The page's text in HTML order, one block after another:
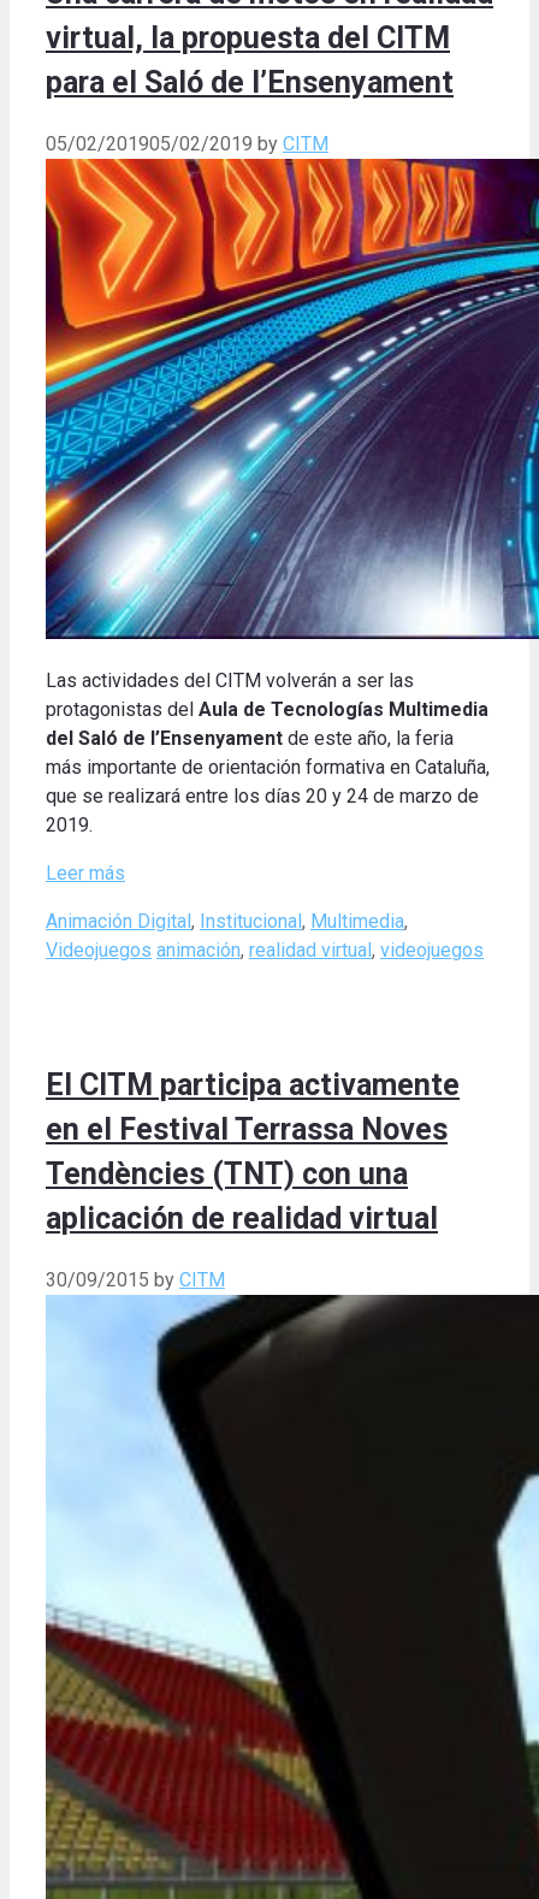
virtual, la propuesta del CITM
para el Saló de l’Ensenyament
05/02/201905/02/2019 by CITM
Las actividades del CITM volverán a ser las
protagonistas del Aula de Tecnologías Multimedia
del Saló de l’Ensenyament de este año, la feria
más importante de orientación formativa en Cataluña,
que se realizará entre los días 20 y 24 de marzo de
2019.
Leer más
Categories
Animación Digital , Institucional , Multimedia,
Videojuegos Tags
animación, realidad virtual , videojuegos
El CITM participa activamente
en el Festival Terrassa Noves
Tendències (TNT) con una
aplicación de realidad virtual
30/09/2015 by CITM